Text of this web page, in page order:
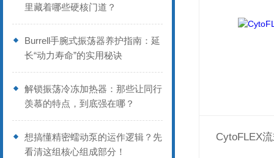
里藏着哪些硬核门道？
Burrell手腕式振荡器养护指南：延
长“动力寿命”的实用秘诀
解锁振荡冷冻加热器：那些让同行
羡慕的特点，到底强在哪？
想搞懂精密蠕动泵的运作逻辑？先
看清这组核心组成部分！
CytoFLEX